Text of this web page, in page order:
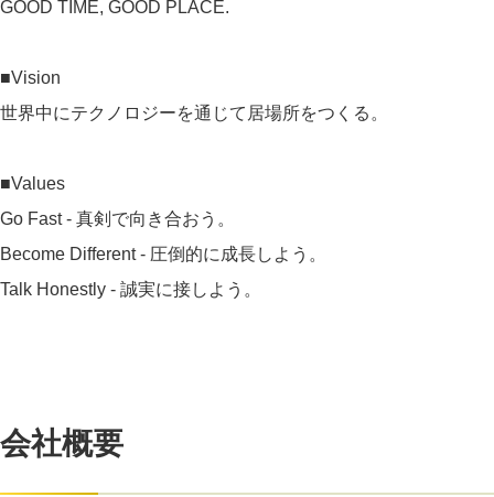
GOOD TIME, GOOD PLACE.
■Vision
世界中にテクノロジーを通じて居場所をつくる。
■Values
Go Fast - 真剣で向き合おう。
Become Different - 圧倒的に成長しよう。
Talk Honestly - 誠実に接しよう。
会社概要